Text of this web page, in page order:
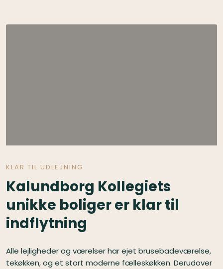
KLAR TIL UDLEJNING
Kalundborg Kollegiets
unikke boliger er klar til
indflytning
​Alle lejligheder og værelser har ejet brusebadeværelse,
tekøkken, og et stort moderne fælleskøkken. Derudover